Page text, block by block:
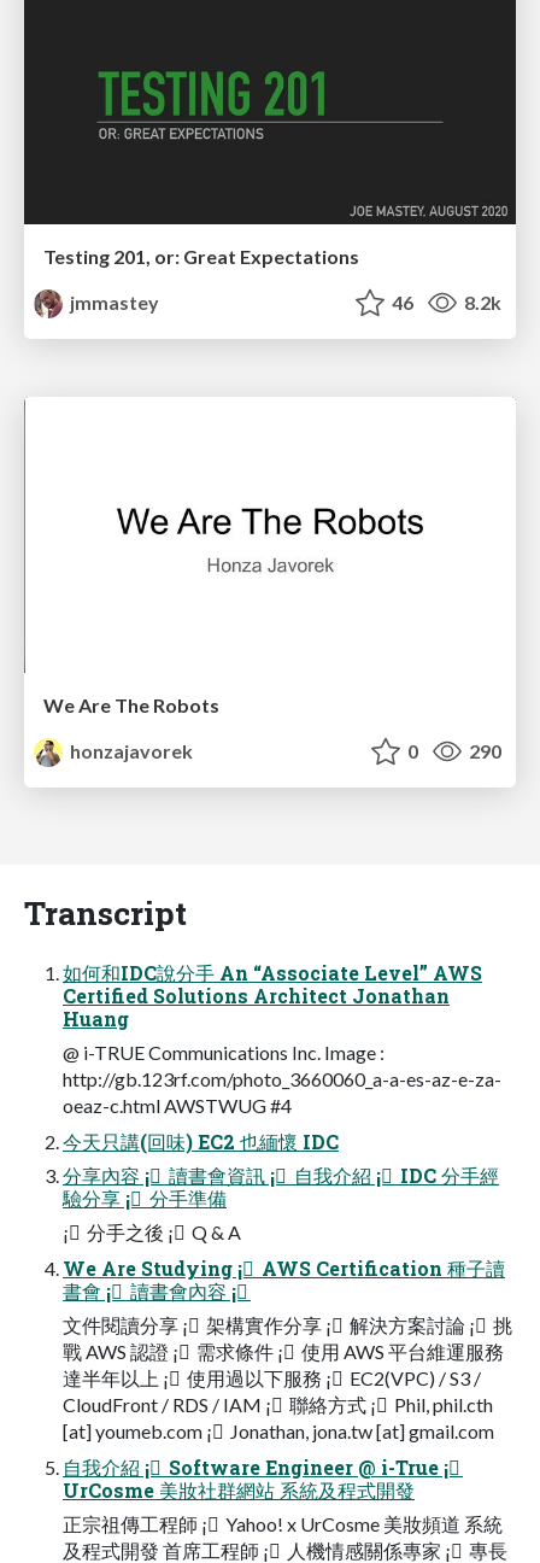
Testing 201, or: Great Expectations
jmmastey
46 8.2k
We Are The Robots
honzajavorek
0 290
Transcript
如何和IDC說分手 An “Associate Level” AWS
Certified Solutions Architect Jonathan
Huang
@ i-TRUE Communications Inc. Image :
http://gb.123rf.com/photo_3660060_a-a-es-az-e-za-
oeaz-c.html AWSTWUG #4
今天只講(回味) EC2 也緬懷 IDC
分享內容 ¡ 讀書會資訊 ¡ 自我介紹 ¡ IDC 分手經
驗分享 ¡ 分手準備
¡ 分手之後 ¡ Q & A
We Are Studying ¡ AWS Certification 種子讀
書會 ¡ 讀書會內容 ¡
文件閱讀分享 ¡ 架構實作分享 ¡ 解決方案討論 ¡ 挑
戰 AWS 認證 ¡ 需求條件 ¡ 使用 AWS 平台維運服務
達半年以上 ¡ 使用過以下服務 ¡ EC2(VPC) / S3 /
CloudFront / RDS / IAM ¡ 聯絡方式 ¡ Phil, phil.cth
[at] youmeb.com ¡ Jonathan, jona.tw [at] gmail.com
自我介紹 ¡ Software Engineer @ i-True ¡
UrCosme 美妝社群網站 系統及程式開發
正宗祖傳工程師 ¡ Yahoo! x UrCosme 美妝頻道 系統
及程式開發 首席工程師 ¡ 人機情感關係專家 ¡ 專長